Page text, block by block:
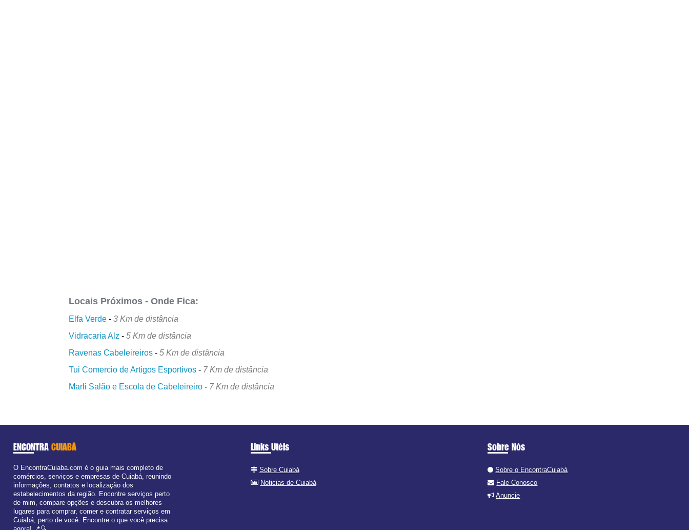
Locais Próximos - Onde Fica:
Elfa Verde -3 Km de distância
Vidracaria Alz -5 Km de distância
Ravenas Cabeleireiros -5 Km de distância
Tui Comercio de Artigos Esportivos - 7 Km de distância
Marli Salão e Escola de Cabeleireiro - 7 Km de distância
ENCONTRA CUIABÁ
O EncontraCuiaba.com é o guia mais completo de
comércios, serviços e empresas de Cuiabá, reunindo
informações, contatos e localização dos
estabelecimentos da região. Encontre serviços perto
de mim, compare opções e descubra os melhores
lugares para comprar, comer e contratar serviços em
Cuiabá, perto de você. Encontre o que você precisa
Links Utéis
Sobre Cuiabá
Noticias de Cuiabá
Sobre Nós
Sobre o EncontraCuiabá
Fale Conosco
Anuncie